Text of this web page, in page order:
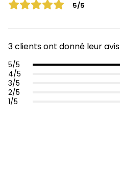
5/5
3 clients ont donné leur avis
5/5
4/5
3/5
2/5
1/5